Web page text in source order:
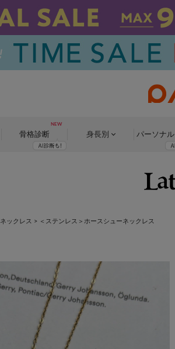
骨格診断 身長別 パーソナル
ネックレス > ＜ステンレス＞ホースシューネックレス